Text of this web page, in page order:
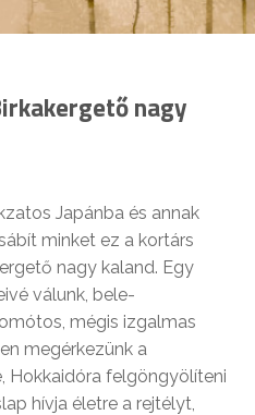
nagy
Japánba és annak
minket ez a kortárs
nagy kaland. Egy
válunk, bele-
mégis izgalmas
megérkezünk a
Hokkaidóra felgöngyölíteni
hívja életre a rejtélyt,